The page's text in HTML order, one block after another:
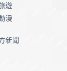
遊
漫
新聞